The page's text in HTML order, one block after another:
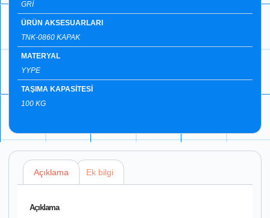
GRİ
ÜRÜN AKSESUARLARI
TNK-0860 KAPAK
MATERYAL
YYPE
TAŞIMA KAPASİTESİ
100 KG
Açıklama Ek bilgi
Açıklama